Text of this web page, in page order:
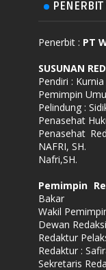
Penerbit : PT
SUSUNAN
Pendiri :
Pemimpin
Pelindung :
Penasehat
Penasehat
NAFRI, SH.
Nafri,SH.
Pemimpin
Bakar
Wakil
Dewan
Redaktur
Redaktur :
Sekretaris